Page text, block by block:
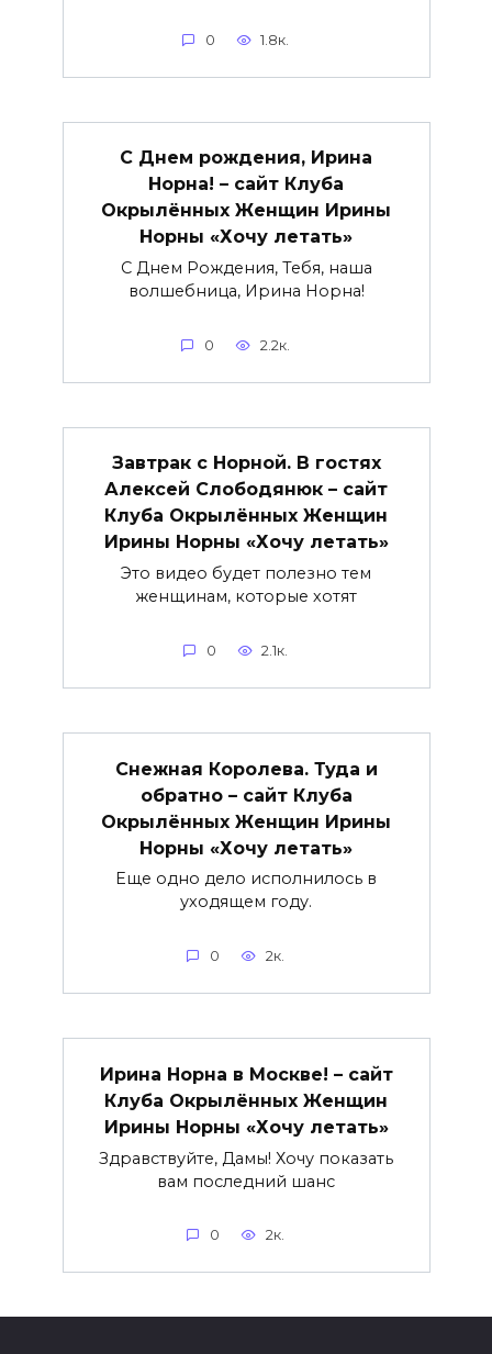
0 1.8к.
С Днем рождения, Ирина
Норна! – сайт Клуба
Окрылённых Женщин Ирины
Норны «Хочу летать»
С Днем Рождения, Тебя, наша
волшебница, Ирина Норна!
0 2.2к.
Завтрак с Норной. В гостях
Алексей Слободянюк – сайт
Клуба Окрылённых Женщин
Ирины Норны «Хочу летать»
Это видео будет полезно тем
женщинам, которые хотят
0 2.1к.
Снежная Королева. Туда и
обратно – сайт Клуба
Окрылённых Женщин Ирины
Норны «Хочу летать»
Еще одно дело исполнилось в
уходящем году.
0 2к.
Ирина Норна в Москве! – сайт
Клуба Окрылённых Женщин
Ирины Норны «Хочу летать»
Здравствуйте, Дамы! Хочу показать
вам последний шанс
0 2к.